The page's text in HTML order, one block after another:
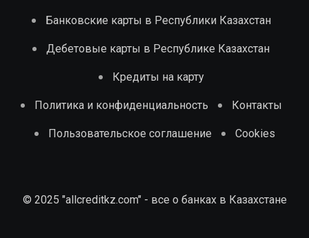
Банковские карты в Республики Казахстан
Дебетовые карты в Республике Казахстан
Кредиты на карту
Политика и конфиденциальность Контакты
Пользовательское соглашение Cookies
© 2025 "allcreditkz.com" - все о банках в Казахстане